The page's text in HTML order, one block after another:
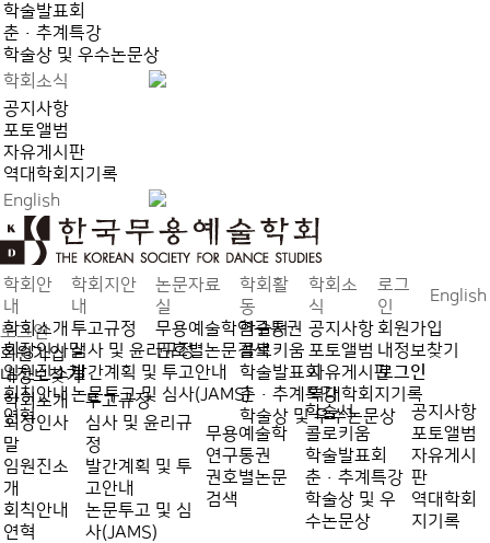
학술발표회
춘·추계특강
학술상 및 우수논문상
학회소식
공지사항
포토앨범
자유게시판
역대학회지기록
English
학회안
내
학회소개
회장인사말
임원진소개
회칙안내
연혁
학회지안
내
투고규정
심사 및 윤리규정
발간계획 및 투고안내
논문투고 및 심사(JAMS)
논문자료
실
무용예술학연구통권
권호별논문검색
학회활
동
학술서
콜로키움
학술발표회
춘·추계특강
학술상 및 우수논문상
학회소
식
공지사항
포토앨범
자유게시판
역대학회지기록
로그
인
회원가입
내정보찾기
로그인
English
로그인
회원가입
내정보찾기
학회소개
회장인사
말
임원진소
개
회칙안내
연혁
투고규정
심사 및 윤리규
정
발간계획 및 투
고안내
논문투고 및 심
사(JAMS)
무용예술학
연구통권
권호별논문
검색
학술서
콜로키움
학술발표회
춘·추계특강
학술상 및 우
수논문상
공지사항
포토앨범
자유게시
판
역대학회
지기록